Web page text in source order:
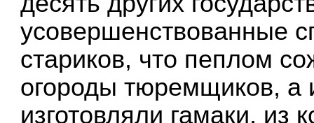
усовершенствованные
стариков, что пеплом
огороды тюремщиков, а
изготовляли гамаки, из